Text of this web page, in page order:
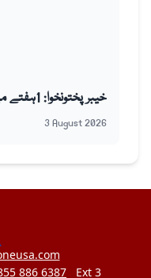
خیبر پختونخوا: 1ہفتے میں ڈینگی کے 35 کیسز رپورٹ
3 August 2026
886 6387 Ext 3